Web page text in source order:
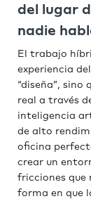
del lugar
nadie
El trabajo
experiencia
“diseña”, sino
real a través
inteligencia
de alto
oficina
crear un
fricciones que
forma en que